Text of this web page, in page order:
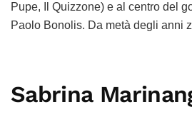
Pupe, Il Quizzone) e al centro del
Paolo Bonolis. Da metà degli anni
Sabrina